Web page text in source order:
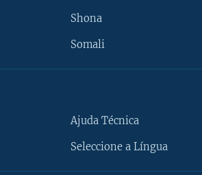
Shona
Somali
Ajuda Técnica
Seleccione a Língua